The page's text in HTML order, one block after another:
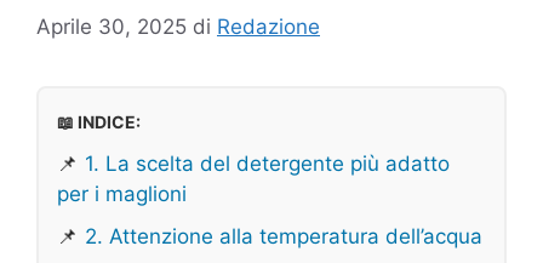
Aprile 30, 2025 di Redazione
📖 INDICE:
📌 1. La scelta del detergente più adatto
per i maglioni
📌 2. Attenzione alla temperatura dell’acqua